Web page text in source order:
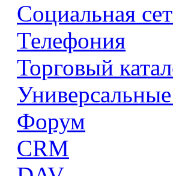
Социальная
Телефония
Торговый
Форум
CRM